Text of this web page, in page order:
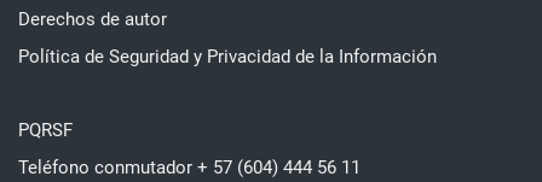
Derechos de autor
Política de Seguridad y Privacidad de la Información
PQRSF
Teléfono conmutador + 57 (604) 444 56 11